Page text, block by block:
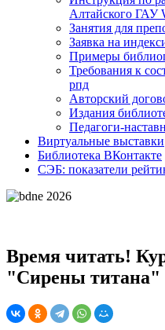
Алтайского
Занятия для
Заявка на
Примеры
Требования к
рпд
Авторский
Издания
Педагоги-
Виртуальные выставки
Библиотека ВКонтакте
СЭБ: показатели
Время читать!
"Сирены титана"